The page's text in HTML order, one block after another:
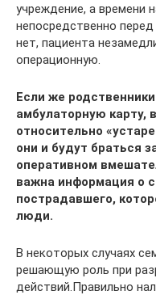
учреждение, а времени
непосредственно
нет, пациента
операционную.
Если же
амбулаторную карту,
относительно
они и будут браться
оперативном
важна информация о
пострадавшего,
люди.
В некоторых случаях
решающую роль при
действий.Правильно